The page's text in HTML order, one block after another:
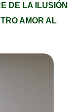
DE LA ILUSIÓN
AMOR AL